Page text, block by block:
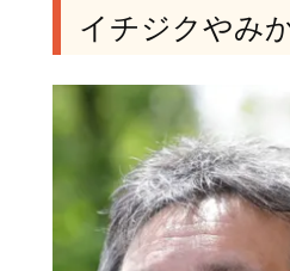
イチジクやみ